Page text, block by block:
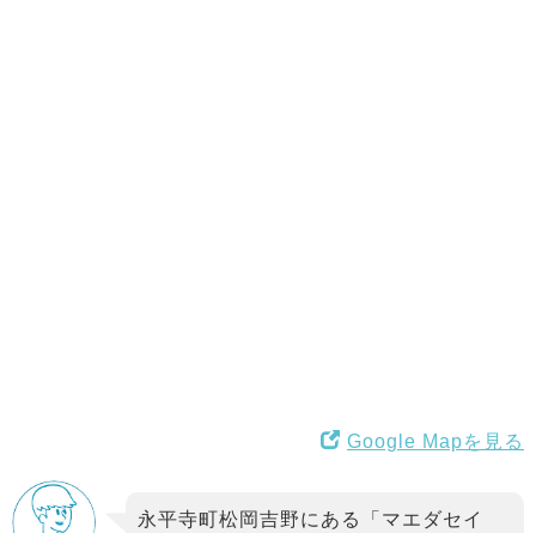
Google Mapを見る
永平寺町松岡吉野にある「マエダセイ